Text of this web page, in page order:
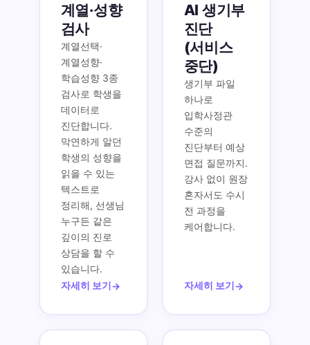
계열·성향
검사
계열선택·
계열성향·
학습성향 3종
검사로 학생을
데이터로
진단합니다.
막연하게 알던
학생의 성향을
읽을 수 있는
텍스트로
정리해, 선생님
누구든 같은
깊이의 진로
상담을 할 수
있습니다.
자세히 보기→
AI 생기부
진단
(서비스
중단)
생기부 파일
하나로
입학사정관
수준의
진단부터 예상
면접 질문까지.
강사 없이 원장
혼자서도 수시
전 과정을
케어합니다.
자세히 보기→